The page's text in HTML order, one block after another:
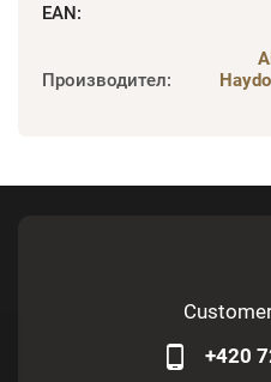
EAN:
Производител:
+420